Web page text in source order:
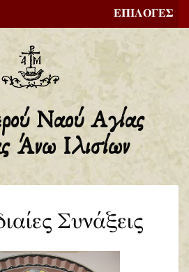
ΕΠΙΛΟΓΕΣ
Ναού Αγίας
Άνω Ιλισίων
Συνάξεις